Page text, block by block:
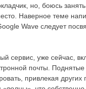
но, боюсь
Наверное теме
Wave следует
сервис, уже сейчас,
почты.
привлекая других